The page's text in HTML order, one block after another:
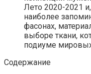
Лето 2020-2021
наиболее
фасонах,
выборе ткани,
подиуме
Содержание